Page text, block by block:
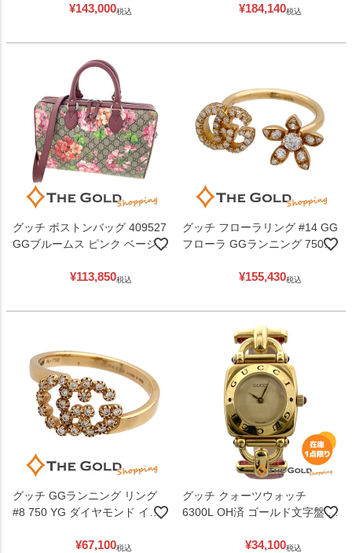
ディース メンズ GUCCI 【中
¥143,000税込
ッグ ショルダーバッグ 男女兼
¥184,140税込
グッチ ボストンバッグ 409527
GGブルームス ピンク ベージュ
バッグ レディース GUCCI 【中
¥113,850税込
グッチ フローラリング #14 GG
フローラ GGランニング 750
ルド レディース ジュエリー
¥155,430税込
グッチ GGランニング リング
#8 750 YG ダイヤモンド イエ
エリー GUCCI 【中古】
¥67,100税込
グッチ クォーツウォッチ
6300L OH済 ゴールド文字盤 2
ツ 腕時計 レディース ウォッチ
¥34,100税込